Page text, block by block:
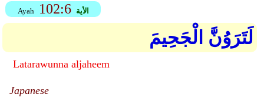
Ayah 102:6 الأية
لَتَرَوُنَّ الْجَحِيمَ
Latarawunna aljaheem
Japanese